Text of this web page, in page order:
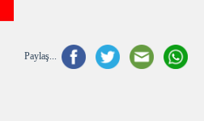
Paylaş...